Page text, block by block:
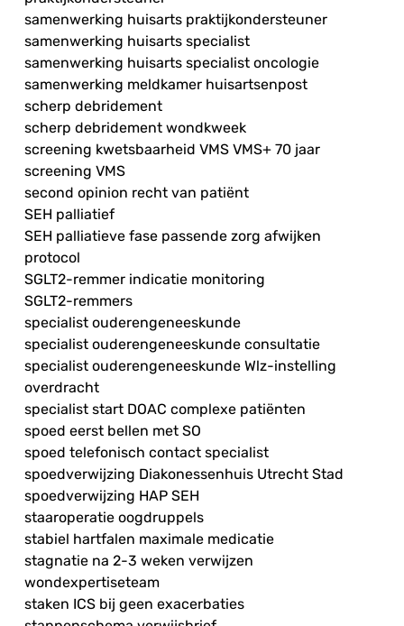
samenwerking huisarts praktijkondersteuner
samenwerking huisarts specialist
samenwerking huisarts specialist oncologie
samenwerking meldkamer huisartsenpost
scherp debridement
scherp debridement wondkweek
screening kwetsbaarheid VMS VMS+ 70 jaar
screening VMS
second opinion recht van patiënt
SEH palliatief
SEH palliatieve fase passende zorg afwijken
protocol
SGLT2-remmer indicatie monitoring
SGLT2-remmers
specialist ouderengeneeskunde
specialist ouderengeneeskunde consultatie
specialist ouderengeneeskunde Wlz-instelling
overdracht
specialist start DOAC complexe patiënten
spoed eerst bellen met SO
spoed telefonisch contact specialist
spoedverwijzing Diakonessenhuis Utrecht Stad
spoedverwijzing HAP SEH
staaroperatie oogdruppels
stabiel hartfalen maximale medicatie
stagnatie na 2-3 weken verwijzen
wondexpertiseteam
staken ICS bij geen exacerbaties